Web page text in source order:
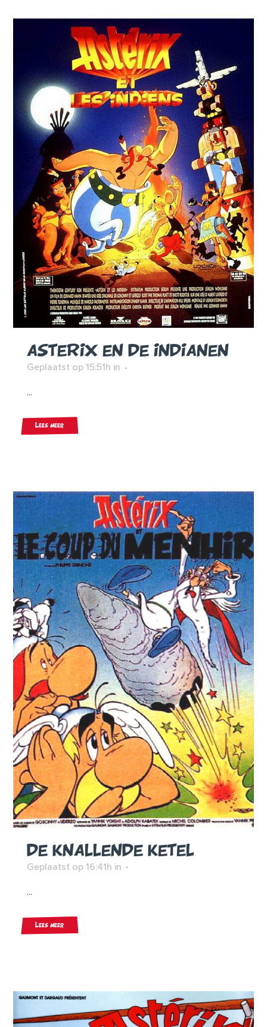
ASTERIX EN DE INDIANEN
Geplaatst op 15:51h in
...
Lees meer
DE KNALLENDE KETEL
Geplaatst op 16:41h in
...
Lees meer